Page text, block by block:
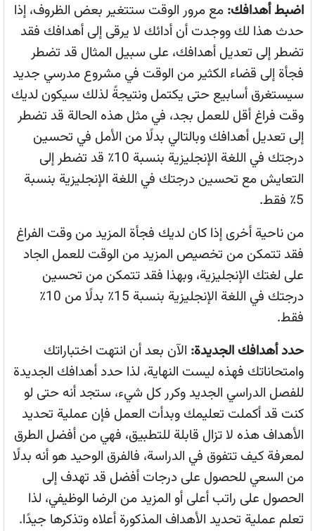
اضبط أهدافك: مع مرور الوقت ستتغير بعض الظروف، إذا
حدث هذا لك ووجدت أن أدائك لا يرقى إلى أهدافك فقد
تضطر إلى تعديل أهدافك، على سبيل المثال قد تضطر
فجأة إلى قضاء الكثير من الوقت في مشروع مدرسي جديد
سيستغرق أسابيع حتى يكتمل ونتيجةً لذلك سيكون لديك
وقت فراغ أقل للعمل بجد، في مثل هذه الحالة قد تضطر
إلى تعديل أهدافك وبالتالي بدلًا من الأمل في تحسين
درجتك في اللغة الإنجليزية بنسبة 10٪ قد تضطر إلى
التعايش مع تحسين درجتك في اللغة الإنجليزية بنسبة
5٪ فقط.
من ناحية أخرى إذا كان لديك فجأة المزيد من وقت الفراغ
فقد تتمكن من تخصيص المزيد من الوقت للعمل الجاد
على لغتك الإنجليزية، وبهذا فقد تتمكن من تحسين
درجتك في اللغة الإنجليزية بنسبة 15٪ بدلًا من 10٪
فقط.
حدد أهدافك الجديدة: الآن بعد أن انتهت اختباراتك
وامتحاناتك فهذه ليست النهاية، لذا حدد أهدافك الجديدة
للفصل الدراسي الجديد وكرر كل شيء، ستجد أنه حتى لو
كنت قد أكملت تعليمك وبدأت العمل فإن عملية تحديد
الأهداف هذه لا تزال قابلة للتطبيق، فهي من أفضل الطرق
لمعرفة كيف تتفوق في الدراسة، فالفرق الوحيد هو أنه بدلًا
من السعي للحصول على درجات أفضل قد تهدف إلى
الحصول على راتب أعلى أو المزيد من الرضا الوظيفي، لذا
تعلم عملية تحديد الأهداف المذكورة أعلاه وتذكرها جيدًا.